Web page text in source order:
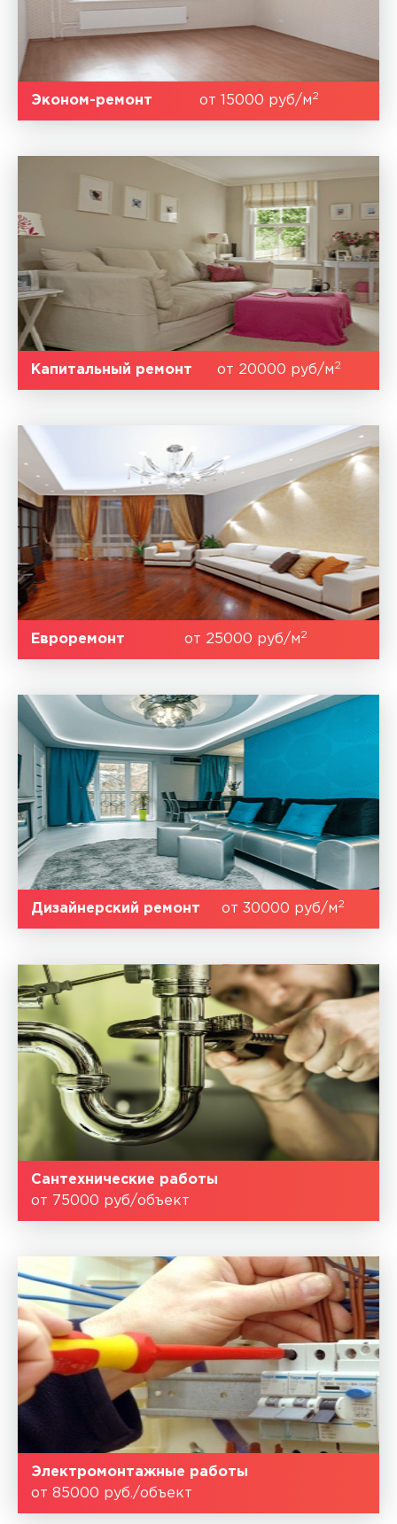
Эконом-ремонт от 15000 руб/м2
Капитальный ремонт от 20000 руб/м2
Евроремонт от 25000 руб/м2
Дизайнерский ремонт от 30000 руб/м2
Сантехнические работы
от 75000 руб/объект
Электромонтажные работы
от 85000 руб./объект